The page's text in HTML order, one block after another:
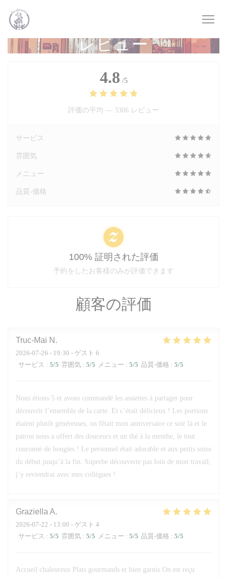
クッキー利用の管理について
レビュー
顧客の評価
Truc-Mai N
2026-07-26 - 19:30 - ゲスト 6
サービス : 5/5 雰囲気 : 5/5 メニュー : 5/5 品質-価格 : 5/5
Nous étions 5 et avons commandé les assiettes à partager pour
découvrir l’ensemble de la carte. Et c’était délicieux ! Les portions
étaient plutôt généreuses, on fêtait mon anniversaire ce soir là et le
patron nous a offert des douceurs et un thé à la menthe, le tout
couronné de bougies ! Le personnel était adorable et aux petits soins
du début jusqu’à la fin. Superbe découverte pas loin de mon travail,
j’y reviendrai avec mes collègues !
Graziella A
2026-07-22 - 13:00 - ゲスト 4
サービス : 5/5 雰囲気 : 5/5 メニュー : 5/5 品質-価格 : 5/5
Accueil chaleureux Plats gourmands et bien garnis On est reçu
4.8 /5
評価の平均 — 3306 レビュー
サービス
雰囲気
メニュー
品質-価格
100% 証明された評価
予約をしたお客様のみが評価できます